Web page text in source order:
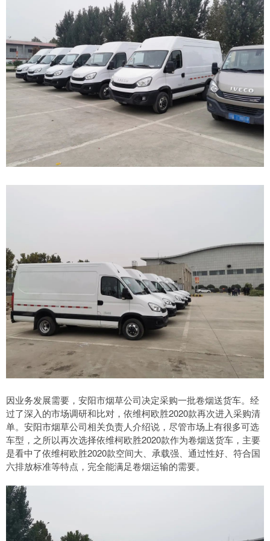
因业务发展需要，安阳市烟草公司决定采购一批卷烟送货车。经
过了深入的市场调研和比对，依维柯欧胜2020款再次进入采购清
单。安阳市烟草公司相关负责人介绍说，尽管市场上有很多可选
车型，之所以再次选择依维柯欧胜2020款作为卷烟送货车，主要
是看中了依维柯欧胜2020款空间大、承载强、通过性好、符合国
六排放标准等特点，完全能满足卷烟运输的需要。